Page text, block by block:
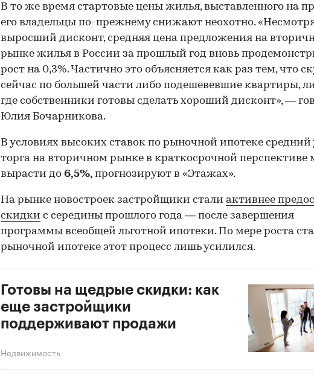
В то же время стартовые цены жилья, выставленного на
его владельцы по-прежнему снижают неохотно.
выросший дисконт, средняя цена предложения на
рынке жилья в России за прошлый год вновь
рост на 0,3%. Частично это объясняется как раз тем, что
сейчас по большей части либо подешевевшие квартиры,
где собственники готовы сделать хороший дисконт», —
Юлия Бочарникова.
В условиях высоких ставок по рыночной ипотеке средний
торга на вторичном рынке в краткосрочной перспективе
вырасти до 6,5%, прогнозируют в «Этажах».
На рынке новостроек застройщики стали активнее
скидки с середины прошлого года — после завершения
программы всеобщей льготной ипотеки. По мере роста
рыночной ипотеке этот процесс лишь усилился.
Готовы на щедрые скидки: как
еще застройщики
поддерживают продажи
Недвижимость